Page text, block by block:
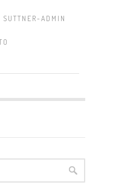
SUTTNER-ADMIN